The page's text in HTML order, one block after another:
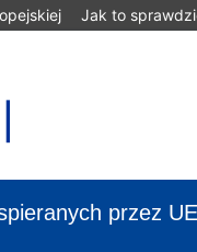
Jak to
przez UE